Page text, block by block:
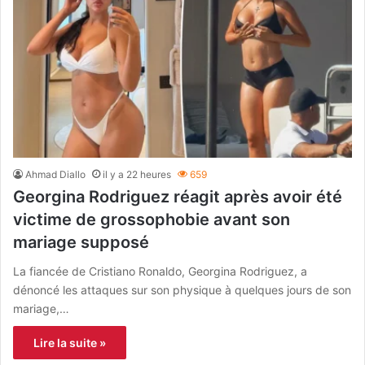
Ahmad Diallo il y a 22 heures 659
Georgina Rodriguez réagit après avoir été
victime de grossophobie avant son
mariage supposé
La fiancée de Cristiano Ronaldo, Georgina Rodriguez, a
dénoncé les attaques sur son physique à quelques jours de son
mariage,…
Lire la suite »